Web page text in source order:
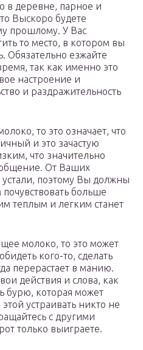
в деревне, парное и
Выскоро будете
прошлому. У Вас
то место, в котором вы
Обязательно езжайте
так как именно это
настроение и
и раздражительность
то это означает, что
и это зачастую
что значительно
От Ваших
поэтому Вы должны
больше
теплым и легким станет
молоко, то это может
кого-то, сделать
перерастает в манию.
действия и слова, как
бурю, которая может
устраивать никто не
с другими
только выиграете.